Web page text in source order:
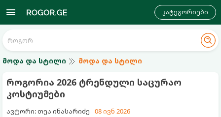
კატეგორიები
მოდა და სტილი მოდა და სტილი
როგორია 2026 ტრენდული საცურაო
კოსტიუმები
ავტორი: თეა ინასარიძე 08 ივნ 2026